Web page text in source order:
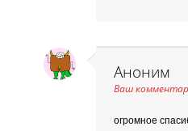
Аноним
Ваш
огромное